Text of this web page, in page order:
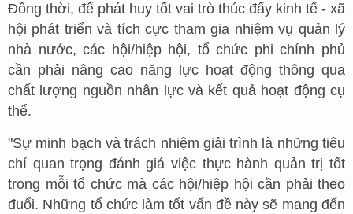
Đồng thời, để phát huy tốt vai trò thúc đẩy kinh tế - xã
hội phát triển và tích cực tham gia nhiệm vụ quản lý
nhà nước, các hội/hiệp hội, tổ chức phi chính phủ
cần phải nâng cao năng lực hoạt động thông qua
chất lượng nguồn nhân lực và kết quả hoạt động cụ
thể.
"Sự minh bạch và trách nhiệm giải trình là những tiêu
chí quan trọng đánh giá việc thực hành quản trị tốt
trong mỗi tổ chức mà các hội/hiệp hội cần phải theo
đuổi. Những tổ chức làm tốt vấn đề này sẽ mang đến